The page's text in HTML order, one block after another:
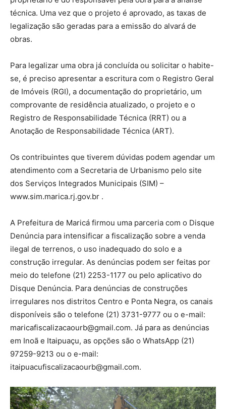
técnica. Uma vez que o projeto é aprovado, as taxas de
legalização são geradas para a emissão do alvará de
obras.
Para legalizar uma obra já concluída ou solicitar o habite-
se, é preciso apresentar a escritura com o Registro Geral
de Imóveis (RGI), a documentação do proprietário, um
comprovante de residência atualizado, o projeto e o
Registro de Responsabilidade Técnica (RRT) ou a
Anotação de Responsabilidade Técnica (ART).
Os contribuintes que tiverem dúvidas podem agendar um
atendimento com a Secretaria de Urbanismo pelo site
dos Serviços Integrados Municipais (SIM) –
www.sim.marica.rj.gov.br .
A Prefeitura de Maricá firmou uma parceria com o Disque
Denúncia para intensificar a fiscalização sobre a venda
ilegal de terrenos, o uso inadequado do solo e a
construção irregular. As denúncias podem ser feitas por
meio do telefone (21) 2253-1177 ou pelo aplicativo do
Disque Denúncia. Para denúncias de construções
irregulares nos distritos Centro e Ponta Negra, os canais
disponíveis são o telefone (21) 3731-9777 ou o e-mail:
maricafiscalizacaourb@gmail.com. Já para as denúncias
em Inoã e Itaipuaçu, as opções são o WhatsApp (21)
97259-9213 ou o e-mail:
itaipuacufiscalizacaourb@gmail.com.